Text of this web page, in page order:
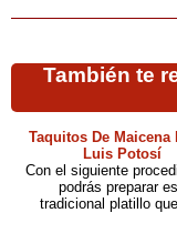
También te
Taquitos De Maicena
Luis Potosí
Con el siguiente
podrás preparar
tradicional platillo